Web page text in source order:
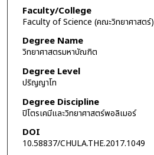
Faculty/College
Faculty of Science (คณะวิทยาศาสตร์)
Degree Name
วิทยาศาสตรมหาบัณฑิต
Degree Level
ปริญญาโท
Degree Discipline
ปิโตรเคมีและวิทยาศาสตร์พอลิเมอร์
DOI
10.58837/CHULA.THE.2017.1049